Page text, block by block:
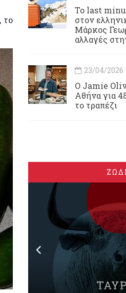
το
Το last
στον
Μάρκος
αλλαγές
23/04/2026
Ο Jamie
Αθήνα για
το τραπέζι